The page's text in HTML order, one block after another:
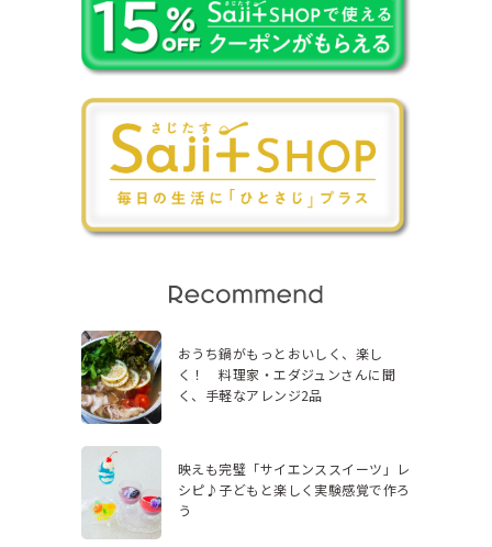
おうち鍋がもっとおいしく、楽し
く！ 料理家・エダジュンさんに聞
く、手軽なアレンジ2品
映えも完璧「サイエンススイーツ」レ
シピ♪子どもと楽しく実験感覚で作ろ
う